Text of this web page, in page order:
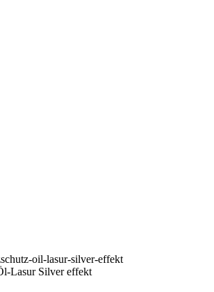
oil-lasur-silver-effekt
Lasur Silver effekt